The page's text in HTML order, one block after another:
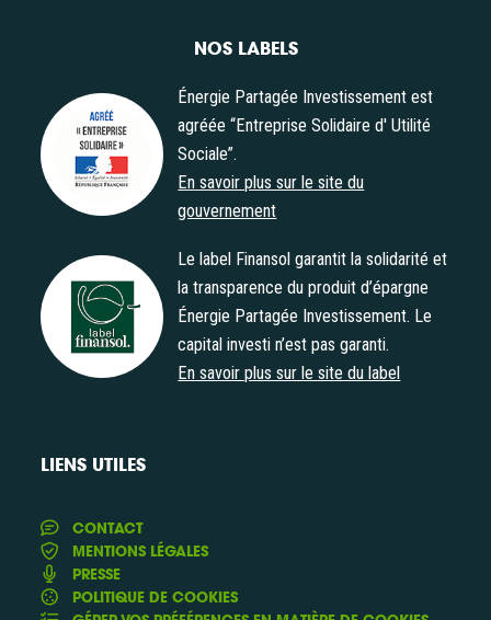
NOS LABELS
Agrément "Entreprise Solidaire d' Utilité Sociale"
Énergie Partagée Investissement est
agréée “Entreprise Solidaire d' Utilité
Sociale”.
En savoir plus sur le site du
gouvernement
Label Finansol
Le label Finansol garantit la solidarité et
la transparence du produit d’épargne
Énergie Partagée Investissement. Le
capital investi n’est pas garanti.
En savoir plus sur le site du label
LIENS UTILES
CONTACT
MENTIONS LÉGALES
PRESSE
POLITIQUE DE COOKIES